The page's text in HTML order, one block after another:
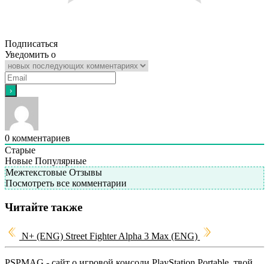
Подписаться
Уведомить о
0 комментариев
Старые
Новые Популярные
Межтекстовые Отзывы
Посмотреть все комментарии
Читайте также
N+ (ENG) Street Fighter Alpha 3 Max (ENG)